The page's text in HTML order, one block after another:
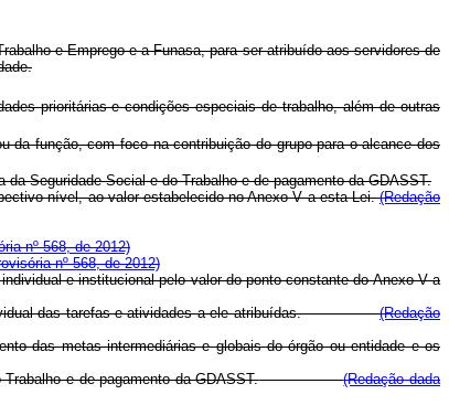
e Emprego e a Funasa, para ser atribuído aos servidores de
prioritárias e condições especiais de trabalho, além de outras
da função, com foco na contribuição do grupo para o alcance dos
Seguridade Social e do Trabalho e de pagamento da GDASST.
nível, ao valor estabelecido no Anexo V a esta Lei.(Redação
nº 568, de 2012)
nº 568, de 2012)
e institucional pelo valor do ponto constante do Anexo V a
individual das tarefas e atividades a ele atribuídas.(Redação
das metas intermediárias e globais do órgão ou entidade e os
e de pagamento da GDASST.
(Redação dada